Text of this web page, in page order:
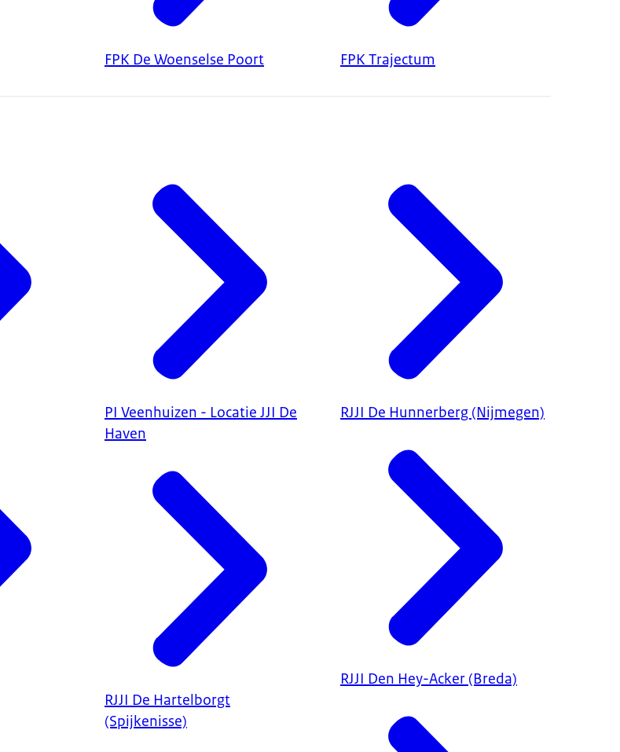
FPK De Woenselse Poort FPK Trajectum
PI Veenhuizen - Locatie JJI De
Haven
RJJI De Hartelborgt
(Spijkenisse)
RJJI De Hunnerberg (Nijmegen)
RJJI Den Hey-Acker (Breda)